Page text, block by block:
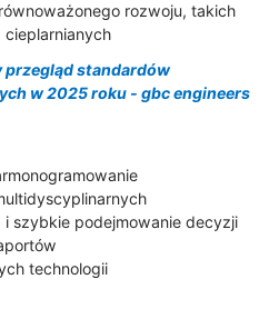
rozwoju, takich
cieplarnianych
przegląd standardów
w 2025 roku - gbc engineers
szybkie podejmowanie decyzji
technologii